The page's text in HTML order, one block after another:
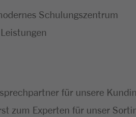
Schulungszentrum
für unsere
zum Experten für unser